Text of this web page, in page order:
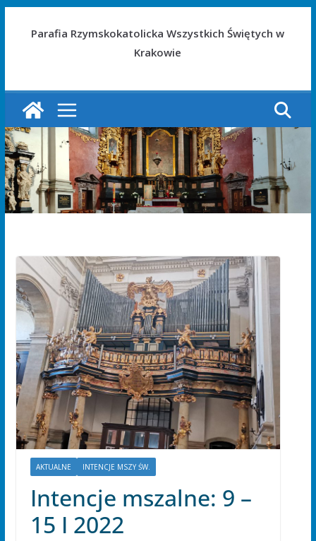
Parafia Rzymskokatolicka Wszystkich Świętych w
Krakowie
AKTUALNE INTENCJE MSZY ŚW.
Intencje mszalne: 9 –
15 I 2022